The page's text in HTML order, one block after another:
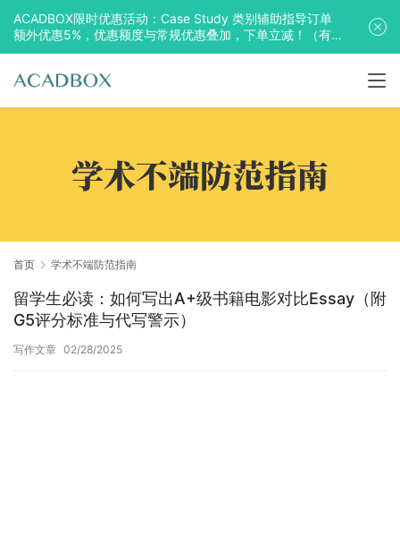
学术不端防范指南
首页 学术不端防范指南
留学生必读：如何写出A+级书籍电影对比Essay（附
G5评分标准与代写警示）
写作文章 02/28/2025
ACADBOX限时优惠活动：Case Study 类别辅助指导订单
额外优惠5%，优惠额度与常规优惠叠加，下单立减！（有
效期至2025年10月31日）